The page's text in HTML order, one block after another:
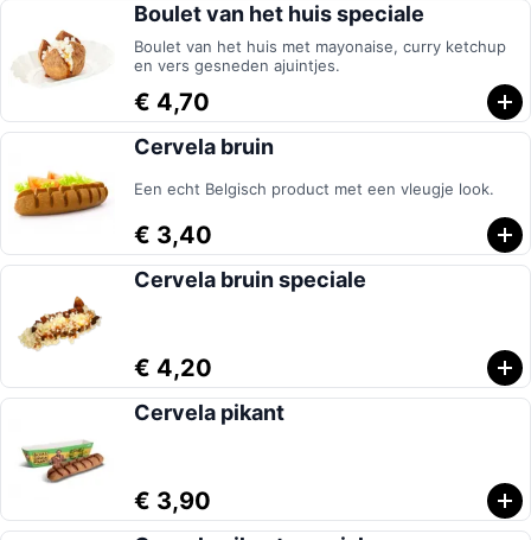
Boulet van het huis speciale
Boulet van het huis met mayonaise, curry ketchup
en vers gesneden ajuintjes.
€ 4,70
Cervela bruin
Een echt Belgisch product met een vleugje look.
€ 3,40
Cervela bruin speciale
€ 4,20
Cervela pikant
€ 3,90